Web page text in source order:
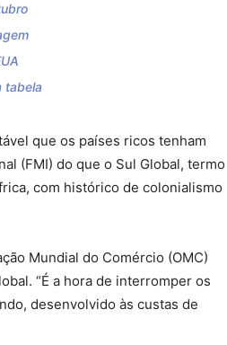
tabela
que os países ricos tenham
(FMI) do que o Sul Global, termo
com histórico de colonialismo
Mundial do Comércio (OMC)
“É a hora de interromper os
desenvolvido às custas de